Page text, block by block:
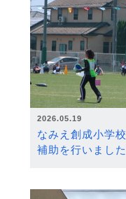
2026.05.19
なみえ創成小学
補助を行いました